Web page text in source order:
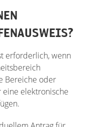
erforderlich, wenn
Bereiche oder
elektronische